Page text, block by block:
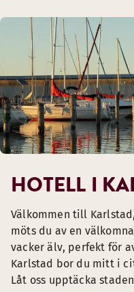
HOTELL I
Välkommen till
möts du av en
vacker älv, perfekt för
Karlstad bor du mitt i
Låt oss upptäcka